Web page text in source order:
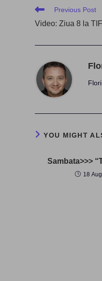
Read
articles
Previous Post
Video: Ziua 8 la
YOU MIGHT
Sambata>>>
18